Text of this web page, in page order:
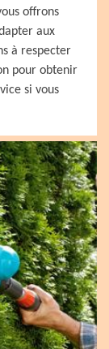
offrons
aux
à respecter
pour obtenir
si vous